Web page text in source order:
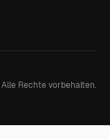
Alle Rechte vorbehalten.